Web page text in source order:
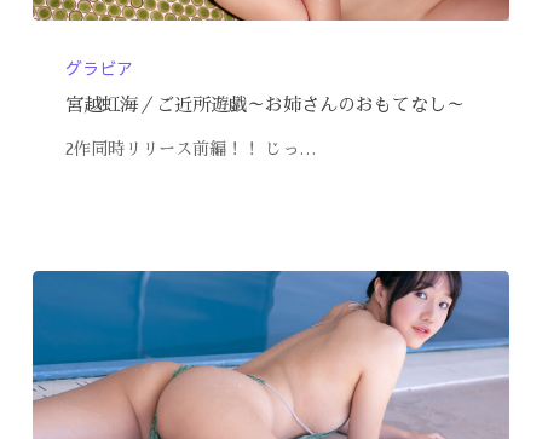
グラビア
宮越虹海／ご近所遊戯～お姉さんのおもてなし～
2作同時リリース前編！！ じっ…